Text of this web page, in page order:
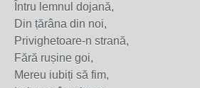
Întru lemnul dojană,
Din țărâna din noi,
Privighetoare-n strană,
Fără rușine goi,
Mereu iubiți să fim,